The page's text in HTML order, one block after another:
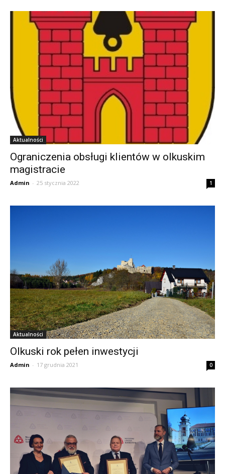
Aktualności
Ograniczenia obsługi klientów w olkuskim
magistracie
Admin - 25 stycznia 2022 1
Aktualności
Olkuski rok pełen inwestycji
Admin - 17 grudnia 2021 0